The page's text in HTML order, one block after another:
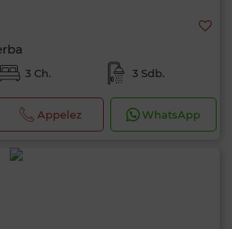
3 Ch. 3 Sdb.
Appelez WhatsApp